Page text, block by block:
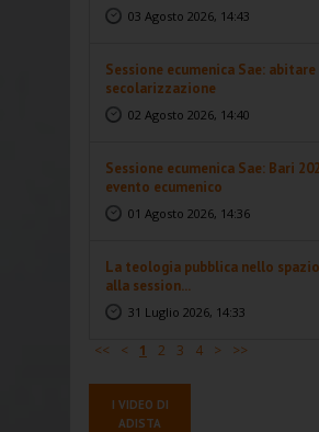
03 Agosto 2026, 14:43
Sessione ecumenica Sae:
secolarizzazione
02 Agosto 2026, 14:40
Sessione ecumenica Sae: Bari
evento ecumenico
01 Agosto 2026, 14:36
La teologia pubblica nello
alla session...
31 Luglio 2026, 14:33
<< < 1 2 3 4 > >>
I VIDEO DI
ADISTA